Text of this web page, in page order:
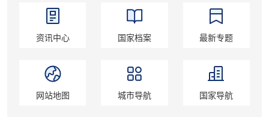
资讯中心 国家档案 最新专题
网站地图 城市导航 国家导航